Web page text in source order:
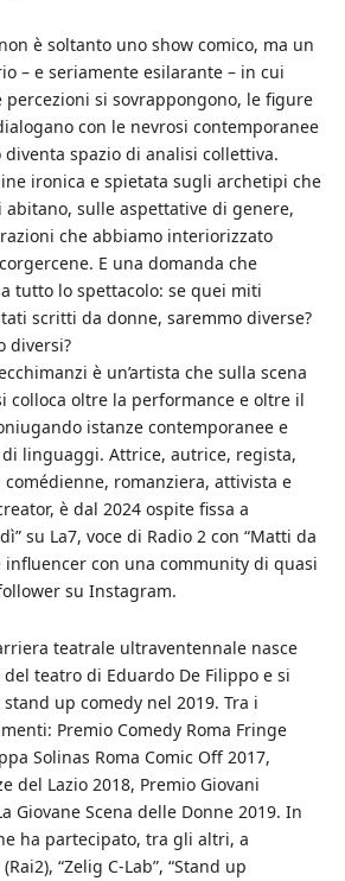
è soltanto uno show comico, ma un
– e seriamente esilarante – in cui
percezioni si sovrappongono, le figure
con le nevrosi contemporanee
diventa spazio di analisi collettiva.
ironica e spietata sugli archetipi che
abitano, sulle aspettative di genere,
che abbiamo interiorizzato
E una domanda che
tutto lo spettacolo: se quei miti
scritti da donne, saremmo diverse?
diversi?
è un’artista che sulla scena
colloca oltre la performance e oltre il
istanze contemporanee e
linguaggi. Attrice, autrice, regista,
romanziera, attivista e
è dal 2024 ospite fissa a
su La7, voce di Radio 2 con “Matti da
influencer con una community di quasi
su Instagram.
teatrale ultraventennale nasce
del teatro di Eduardo De Filippo e si
up comedy nel 2019. Tra i
Premio Comedy Roma Fringe
Solinas Roma Comic Off 2017,
del Lazio 2018, Premio Giovani
Giovane Scena delle Donne 2019. In
ha partecipato, tra gli altri, a
“Zelig C-Lab”, “Stand up